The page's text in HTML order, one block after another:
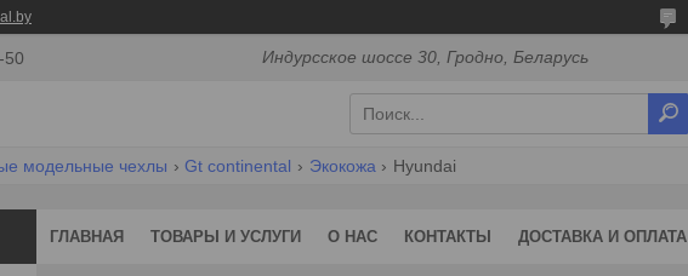
50 Индурсское шоссе 30, Гродно, Беларусь
модельные чехлы Gt continental Экокожа Hyundai
ГЛАВНАЯ ТОВАРЫ И УСЛУГИ О НАС КОНТАКТЫ ДОСТАВКА И ОПЛАТА